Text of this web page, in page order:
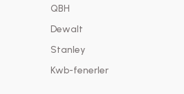
QBH
Dewalt
Stanley
Kwb-fenerler